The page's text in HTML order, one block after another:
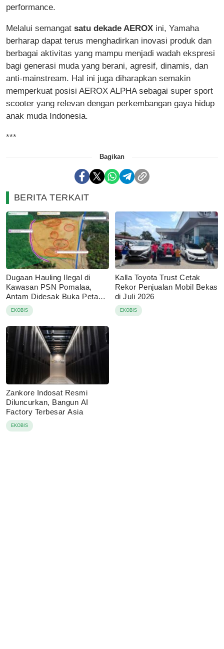
performance.
Melalui semangat satu dekade AEROX ini, Yamaha
berharap dapat terus menghadirkan inovasi produk dan
berbagai aktivitas yang mampu menjadi wadah ekspresi
bagi generasi muda yang berani, agresif, dinamis, dan
anti-mainstream. Hal ini juga diharapkan semakin
memperkuat posisi AEROX ALPHA sebagai super sport
scooter yang relevan dengan perkembangan gaya hidup
anak muda Indonesia.
***
Bagikan
BERITA TERKAIT
Dugaan Hauling Ilegal di
Kawasan PSN Pomalaa,
Antam Didesak Buka Peta
IUP
EKOBIS
Kalla Toyota Trust Cetak
Rekor Penjualan Mobil Bekas
di Juli 2026
EKOBIS
Zankore Indosat Resmi
Diluncurkan, Bangun AI
Factory Terbesar Asia
EKOBIS